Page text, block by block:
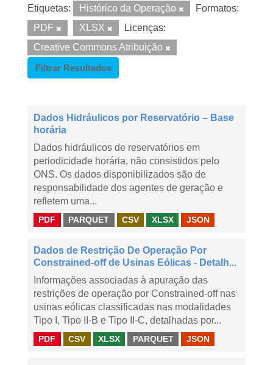
Etiquetas: Histórico da Operação
Formatos:
PDF
XLSX
Licenças:
Creative Commons Atribuição
Filtrar Resultados
Dados Hidráulicos por Reservatório – Base
horária
Dados hidráulicos de reservatórios em
periodicidade horária, não consistidos pelo
ONS. Os dados disponibilizados são de
responsabilidade dos agentes de geração e
refletem uma...
PDF PARQUET CSV XLSX JSON
Dados de Restrição De Operação Por
Constrained-off de Usinas Eólicas - Detalh...
Informações associadas à apuração das
restrições de operação por Constrained-off nas
usinas eólicas classificadas nas modalidades
Tipo I, Tipo II-B e Tipo II-C, detalhadas por...
PDF CSV XLSX PARQUET JSON